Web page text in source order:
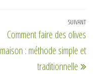
SUIVANT
Comment faire des olives
maison : méthode simple et
traditionnelle